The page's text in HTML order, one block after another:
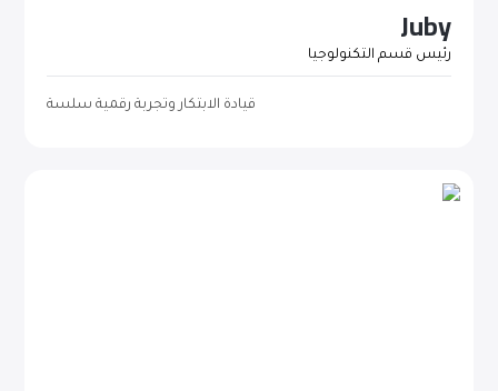
Juby
رئيس قسم التكنولوجيا
قيادة الابتكار وتجربة رقمية سلسة